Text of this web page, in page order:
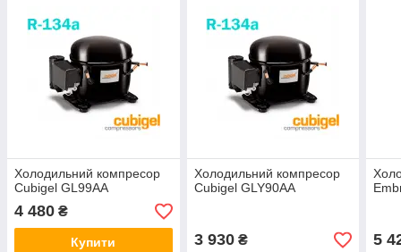
Холодильний компресор
Cubigel GL99AA
4 480 ₴
Купити
Холодильний компресор
Cubigel GLY90AA
3 930₴ 5